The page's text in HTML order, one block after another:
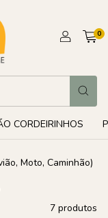
0
CORDEIRINHOS
Moto, Caminhão)
7 produtos